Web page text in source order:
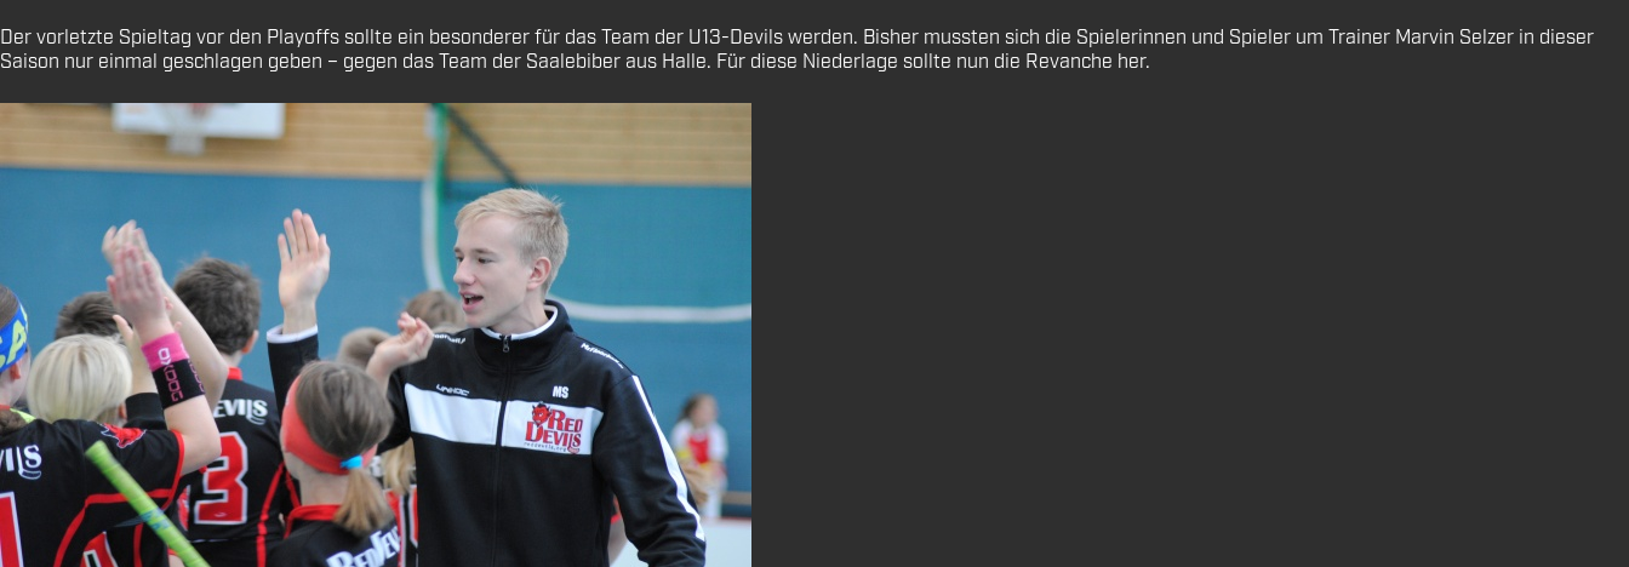
Der vorletzte Spieltag vor den Playoffs sollte ein besonderer für das Team der U13-Devils werden. Bisher mussten sich die Spielerinnen und Spieler um Trainer Marvin Selzer in dieser
Saison nur einmal geschlagen geben – gegen das Team der Saalebiber aus Halle. Für diese Niederlage sollte nun die Revanche her.